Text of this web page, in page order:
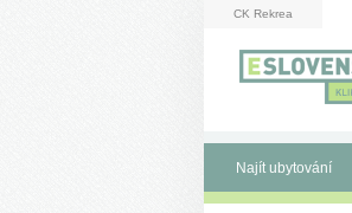
CK Rekrea
Najít ubytování